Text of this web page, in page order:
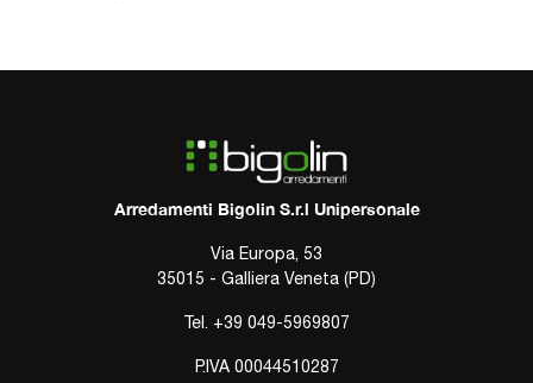
Arredamenti Bigolin S.r.l Unipersonale
Via Europa, 53
35015 - Galliera Veneta (PD)
Tel. +39 049-5969807
P.IVA 00044510287